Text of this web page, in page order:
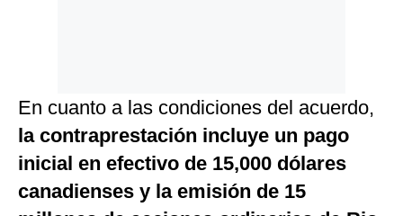
En cuanto a las condiciones del acuerdo,
la contraprestación incluye un pago
inicial en efectivo de 15,000 dólares
canadienses y la emisión de 15